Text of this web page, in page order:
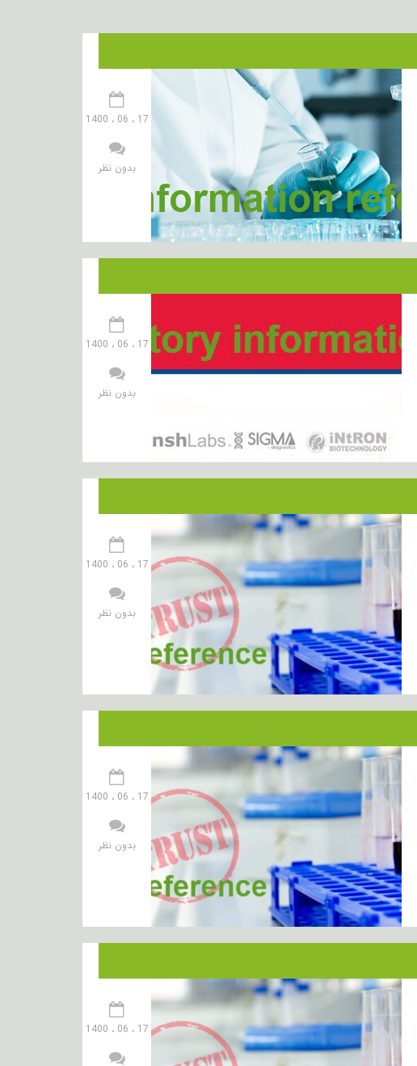
17 ، 06 ، 1400
بدون نظر
17 ، 06 ، 1400
بدون نظر
17 ، 06 ، 1400
بدون نظر
17 ، 06 ، 1400
بدون نظر
17 ، 06 ، 1400